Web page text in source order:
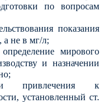
по вопросам
показания
а не в мг/л;
мирового
и назначении
привлечения к
установленный ст.